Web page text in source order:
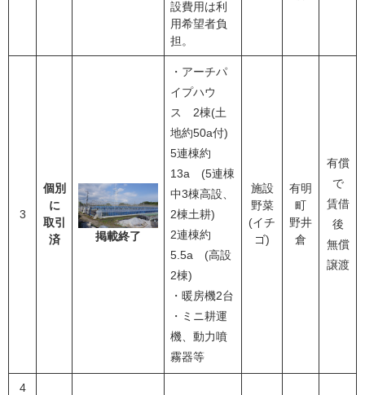
設費用は利
用希望者負
担。
3
個別
に
取引
済
掲載終了
・アーチパ
イプハウ
ス 2棟(土
地約50a付)
5連棟約
13a (5連棟
中3棟高設、
2棟土耕)
2連棟約
5.5a (高設
2棟)
・暖房機2台
・ミニ耕運
機、動力噴
霧器等
施設
野菜
(イチ
ゴ)
有明
町
野井
倉
有償
で
賃借
後
無償
譲渡
4